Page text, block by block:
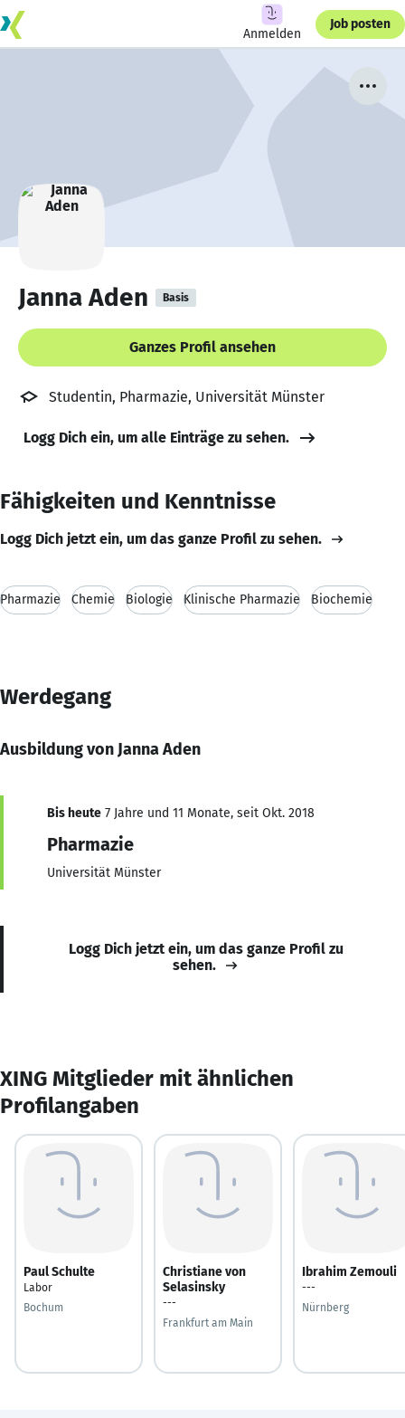
Anmelden
Job posten
Janna Aden Basis
Ganzes Profil ansehen
Studentin, Pharmazie, Universität Münster
Logg Dich ein, um alle Einträge zu sehen.
Fähigkeiten und Kenntnisse
Logg Dich jetzt ein, um das ganze Profil zu sehen.
Pharmazie Chemie Biologie Klinische Pharmazie Biochemie
Werdegang
Ausbildung von Janna Aden
Bis heute 7 Jahre und 11 Monate, seit Okt. 2018
Pharmazie
Universität Münster
Logg Dich jetzt ein, um das ganze Profil zu
sehen.
XING Mitglieder mit ähnlichen
Profilangaben
Paul Schulte
Labor
Bochum
Christiane von
Selasinsky
---
Frankfurt am Main
Ibrahim Zemouli
---
Nürnberg